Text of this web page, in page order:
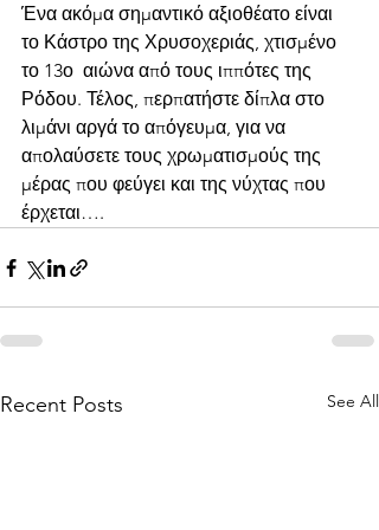
Ένα ακόμα σημαντικό αξιοθέατο είναι
το Κάστρο της Χρυσοχεριάς, χτισμένο
το 13ο  αιώνα από τους ιππότες της
Ρόδου. Τέλος, περπατήστε δίπλα στο
λιμάνι αργά το απόγευμα, για να
απολαύσετε τους χρωματισμούς της
μέρας που φεύγει και της νύχτας που
έρχεται….
Recent Posts See All